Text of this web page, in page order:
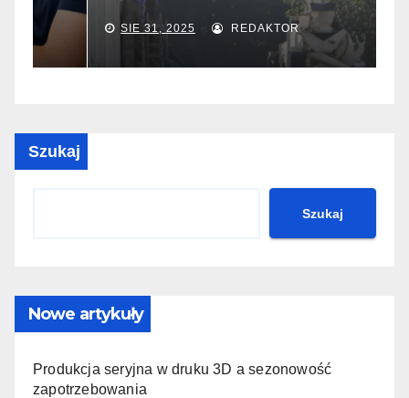
SIE 31, 2025 REDAKTOR
Szukaj
Szukaj
Nowe artykuły
Produkcja seryjna w druku 3D a sezonowość
zapotrzebowania